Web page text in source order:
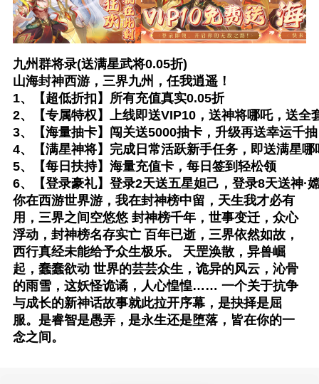
九州群将录(送满星武将0.05折)
山海封神西游，三界九州，任我逍遥！
1、【超低折扣】所有充值真实0.05折
2、【专属特权】上线即送VIP10，送神将哪吒，送全
3、【海量抽卡】闯关送5000抽卡，升级再送幸运千
4、【满星神将】完成日常活跃新手任务，即送满星
5、【每日扶持】海量充值卡，每日签到轻松领
6、【登录豪礼】登录2天送五星妲己，登录8天送神·
你在西游世界游，我在封神榜中留，天生我才必有
用，三界之间空悠悠 封神榜千年，世事变迁，众心
浮动，封神榜名存实亡 百年已逝，三界依然如故，
西行真经未能给予众生极乐。 天罡涣散，异兽崛
起，蠢蠢欲动 世界的芸芸众生，诡异的风云，沁骨
的雨雪，这妖怪诡谲，人心惶惶…… 一个关于抗争
与成长的新神话故事就此拉开序幕，是抉择是屈
服。是睿智是愚弄，是永生还是堕落，皆在你的一
念之间。